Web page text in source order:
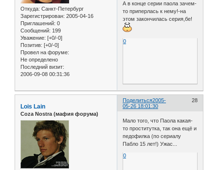
Откуда: Санкт-Петербург
Зарегистрирован: 2005-04-16
Приглашений: 0
Сообщений: 199
Уважение: [+0/-0]
Позитив: [+0/-0]
Провел на форуме:
Не определено
Последний визит:
2006-09-08 00:31:36
А в конце серии паола зачем-
то приперлась к нему!-на
этом закончилась серия,бе!
0
Поделиться 28
2005-
05-26 18:01:30
Lois Lain
Coza Nostra (мафия форума)
Мало того, что Паола какая-
то проститутка, так она ещё и
педофилка (по сериалу
Пабло 15 лет!) Ужас...
0